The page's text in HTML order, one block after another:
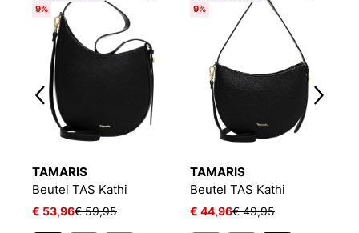
9%
TAMARIS
Beutel TAS Kathi
€ 53,96€ 59,95
9%
TAMARIS
Beutel TAS Kathi
€ 44,96€ 49,95